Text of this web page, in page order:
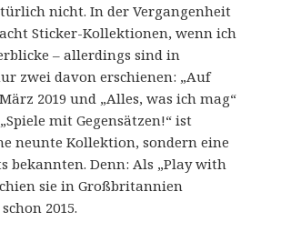
nicht. In der Vergangenheit
Sticker-Kollektionen, wenn ich
– allerdings sind in
zwei davon erschienen: „Auf
2019 und „Alles, was ich mag“
mit Gegensätzen!“ ist
neunte Kollektion, sondern eine
bekannten. Denn: Als „Play with
sie in Großbritannien
2015.